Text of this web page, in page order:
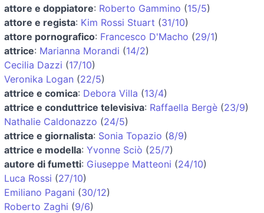
attore e doppiatore: Roberto Gammino (15/5)
attore e regista: Kim Rossi Stuart (31/10)
attore pornografico: Francesco D'Macho (29/1)
attrice: Marianna Morandi (14/2)
Cecilia Dazzi (17/10)
Veronika Logan (22/5)
attrice e comica: Debora Villa (13/4)
attrice e conduttrice televisiva: Raffaella Bergè (23/9)
Nathalie Caldonazzo (24/5)
attrice e giornalista: Sonia Topazio (8/9)
attrice e modella: Yvonne Sciò (25/7)
autore di fumetti: Giuseppe Matteoni (24/10)
Luca Rossi (27/10)
Emiliano Pagani (30/12)
Roberto Zaghi (9/6)